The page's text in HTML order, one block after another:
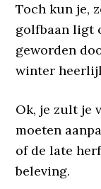
Toch kun je,
golfbaan ligt
geworden
winter
Ok, je zult je
moeten
of de late
beleving.